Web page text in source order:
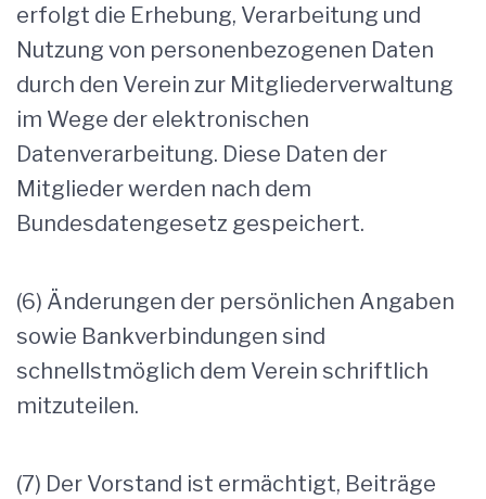
erfolgt die Erhebung, Verarbeitung und
Nutzung von personenbezogenen Daten
durch den Verein zur Mitgliederverwaltung
im Wege der elektronischen
Datenverarbeitung. Diese Daten der
Mitglieder werden nach dem
Bundesdatengesetz gespeichert.
(6) Änderungen der persönlichen Angaben
sowie Bankverbindungen sind
schnellstmöglich dem Verein schriftlich
mitzuteilen.
(7) Der Vorstand ist ermächtigt, Beiträge